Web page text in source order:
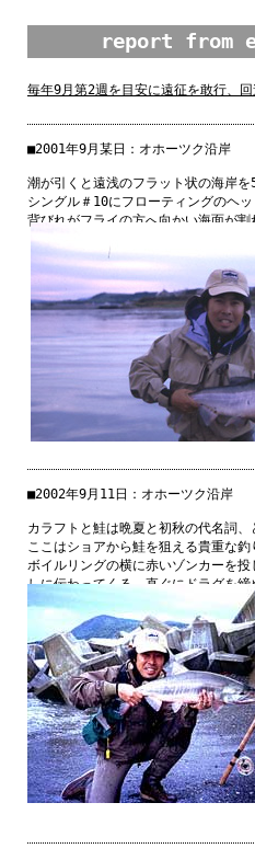
report from
毎年9月第2週を目安に遠征を敢行、
■2001年9月 某日 ：オホーツク沿岸
潮が引 くと遠浅のフラット 状の海岸を
シングル＃10にフローティングのヘ
背びれがフライの方へ向かい海面が割
■2002年9月 11日 ：オホーツク沿岸
カラフトと鮭は晩夏 と初秋の代名詞、
ここはショアから鮭を狙 える貴重な釣
ボイルリングの横に赤いゾンカーを投
しに伝わってくる、 直 ぐにドラグを締
発揮
つ